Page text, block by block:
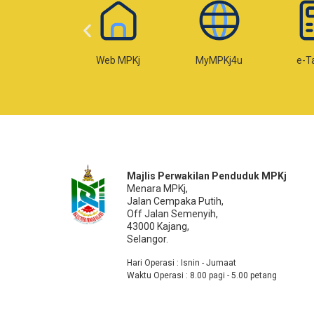
Web MPKj MyMPKj4u e-
Majlis Perwakilan Penduduk MPKj
Menara MPKj,
Jalan Cempaka Putih,
Off Jalan Semenyih,
43000 Kajang,
Selangor.
Hari Operasi : Isnin - Jumaat
Waktu Operasi : 8.00 pagi - 5.00 petang